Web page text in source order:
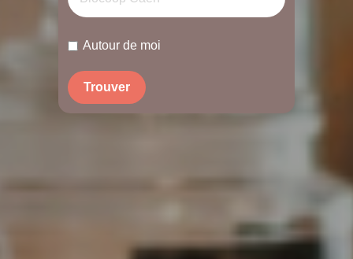
Autour de moi
Trouver